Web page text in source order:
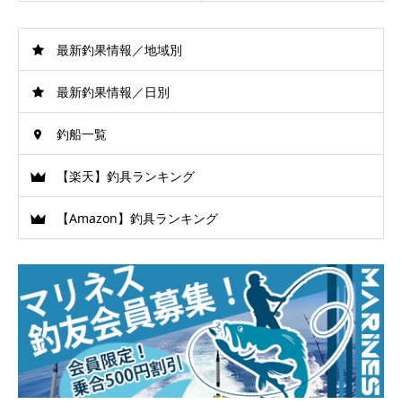
最新釣果情報／地域別
最新釣果情報／日別
釣船一覧
【楽天】釣具ランキング
【Amazon】釣具ランキング